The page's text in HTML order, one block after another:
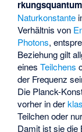
rkungsquantum
Naturkonstante
Verhältnis von
Photons,
Beziehung gilt
einesTeilchens
der Frequenz
Die Planck-
vorher in der
Teilchen oder
Damit ist sie